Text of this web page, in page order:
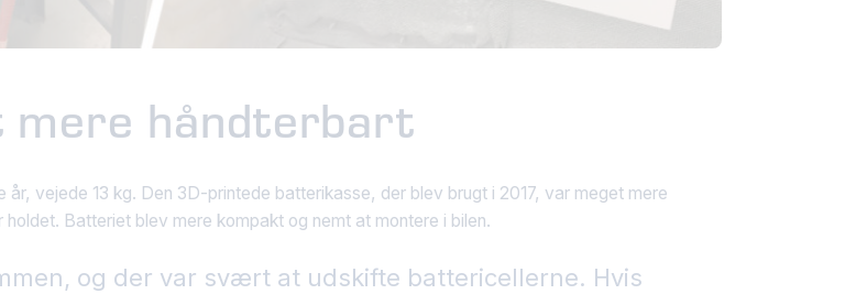
mere håndterbart
vejede 13 kg. Den 3D-printede batterikasse, der blev brugt i 2017, var meget mere
Batteriet blev mere kompakt og nemt at montere i bilen.
og der var svært at udskifte battericellerne. Hvis